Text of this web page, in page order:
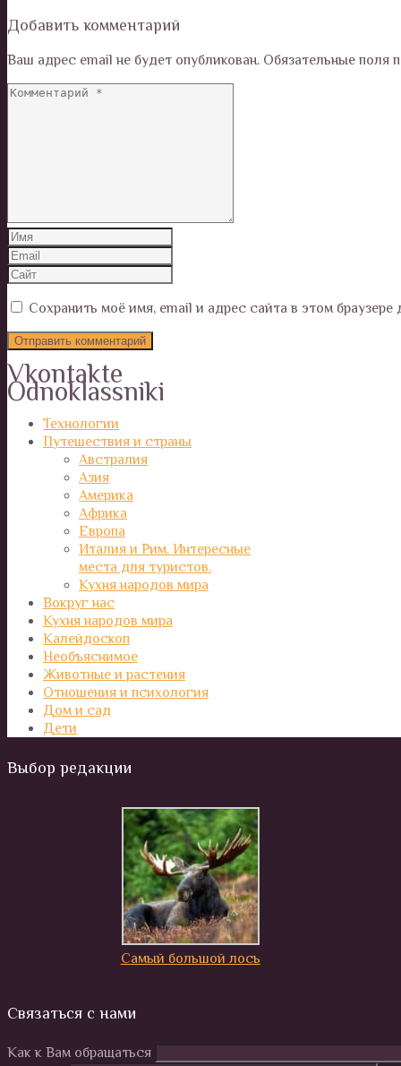
Добавить комментарий
Ваш адрес email не будет опубликован. Обязательные поля
Сохранить моё имя, email и адрес сайта в этом
Vkontakte
Odnoklassniki
Технологии
Путешествия и страны
Австралия
Азия
Америка
Африка
Европа
Италия и Рим. Интересные
места для туристов.
Кухня народов мира
Вокруг нас
Кухня народов мира
Калейдоскоп
Необъяснимое
Животные и растения
Отношения и психология
Дом и сад
Дети
Выбор редакции
Самый большой лось
Связаться с нами
Как к Вам обращаться